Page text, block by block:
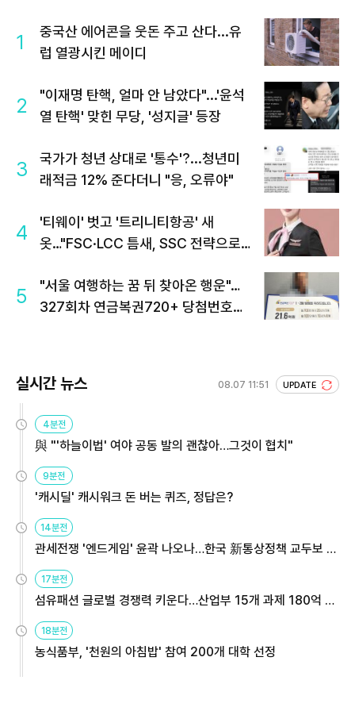
1
중국산 에어콘을 웃돈 주고 산다...유
럽 열광시킨 메이디
2
"이재명 탄핵, 얼마 안 남았다"...'윤석
열 탄핵' 맞힌 무당, '성지글' 등장
3
국가가 청년 상대로 '통수'?...청년미
래적금 12% 준다더니 "응, 오류야"
4
'티웨이' 벗고 '트리니티항공' 새
옷…"FSC·LCC 틈새, SSC 전략으로
5
"서울 여행하는 꿈 뒤 찾아온 행운"…
327회차 연금복권720+ 당첨번호조
실시간 뉴스 08.07 11:51 UPDATE
4분전
與 "'하늘이법' 여야 공동 발의 괜찮아…그것이 협치"
9분전
'캐시딜' 캐시워크 돈 버는 퀴즈, 정답은?
14분전
관세전쟁 '엔드게임' 윤곽 나오나…한국 新통상정책 교두보 활
용해야
17분전
섬유패션 글로벌 경쟁력 키운다…산업부 15개 과제 180억 지
원
18분전
농식품부, '천원의 아침밥' 참여 200개 대학 선정